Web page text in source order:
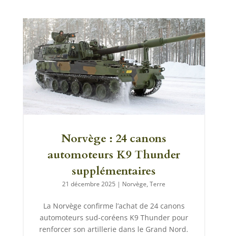
Norvège : 24 canons
automoteurs K9 Thunder
supplémentaires
21 décembre 2025 | Norvège,Terre
La Norvège confirme l’achat de 24 canons
automoteurs sud-coréens K9 Thunder pour
renforcer son artillerie dans le Grand Nord.